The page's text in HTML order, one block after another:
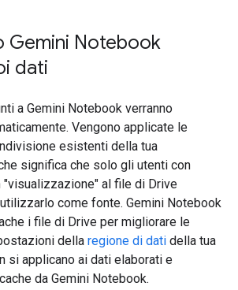
Gemini Notebook
dati
a Gemini Notebook verranno
Vengono applicate le
esistenti della tua
significa che solo gli utenti con
"visualizzazione" al file di Drive
come fonte. Gemini Notebook
i file di Drive per migliorare le
della regione di dati della tua
si applicano ai dati elaborati e
da Gemini Notebook.